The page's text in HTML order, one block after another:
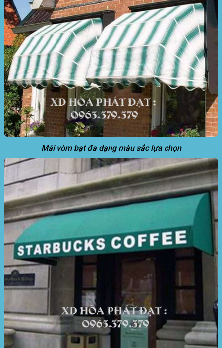
Mái vòm bạt đa dạng màu sắc lựa chọn